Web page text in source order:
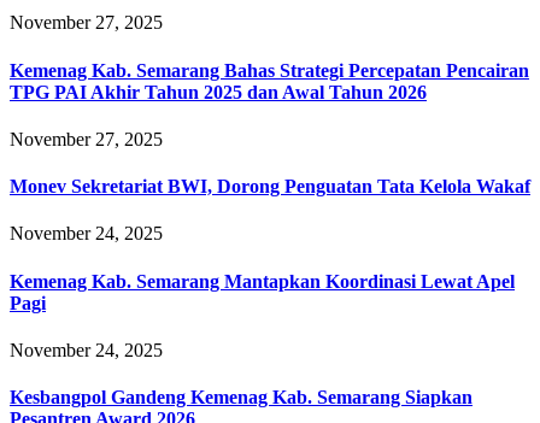
November 27, 2025
Kemenag Kab. Semarang Bahas Strategi Percepatan Pencairan
TPG PAI Akhir Tahun 2025 dan Awal Tahun 2026
November 27, 2025
Monev Sekretariat BWI, Dorong Penguatan Tata Kelola Wakaf
November 24, 2025
Kemenag Kab. Semarang Mantapkan Koordinasi Lewat Apel
Pagi
November 24, 2025
Kesbangpol Gandeng Kemenag Kab. Semarang Siapkan